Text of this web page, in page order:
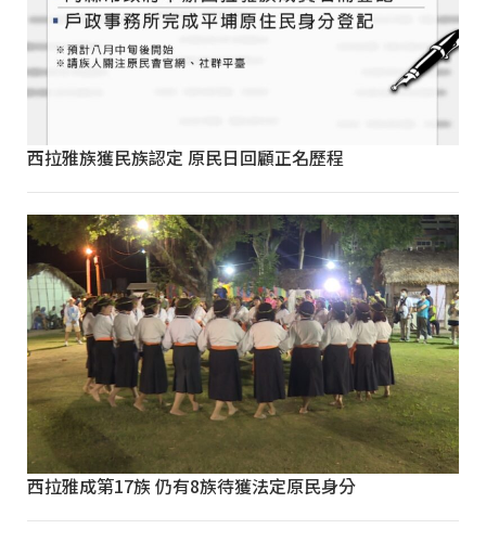
西拉雅族獲民族認定 原民日回顧正名歷程
西拉雅成第17族 仍有8族待獲法定原民身分